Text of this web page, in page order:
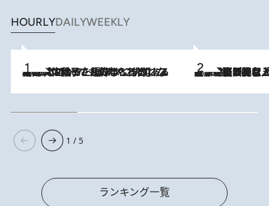
HOURLYDAILYWEEKLY
2026.8.5
【阿川佐和子さんの年とる力】なぜ70代で始めた趣味は“こんなに楽しい”のか？ ピアノ、俳句…スランプに陥っても続けられる“ある秘訣”とは 2026.8.5
【なぜ吉沢亮は「気配を消せる」のか？】興行収入208億の『国宝』を経て挑むミュージカル『ディア・エヴァン・ハンセン』。トップ俳優が舞台上でさらけ出した“孤独”とは
1 / 5
ランキング一覧